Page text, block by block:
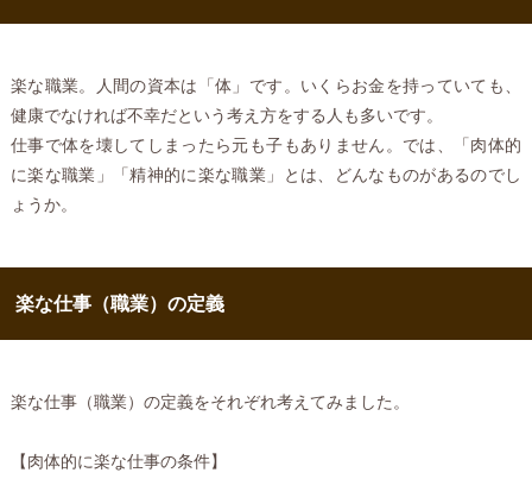
楽な職業。人間の資本は「体」です。いくらお金を持っていても、
健康でなければ不幸だという考え方をする人も多いです。
仕事で体を壊してしまったら元も子もありません。では、「肉体的
に楽な職業」「精神的に楽な職業」とは、どんなものがあるのでし
ょうか。
楽な仕事（職業）の定義
楽な仕事（職業）の定義をそれぞれ考えてみました。
【肉体的に楽な仕事の条件】